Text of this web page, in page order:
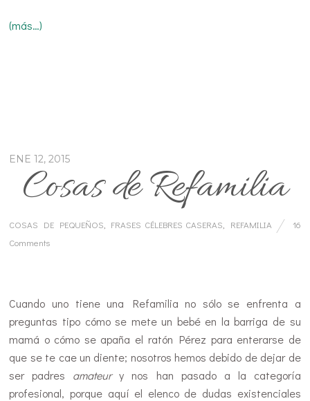
(más…)
ENE 12, 2015
Cosas de Refamilia
COSAS DE PEQUEÑOS FRASES CÉLEBRES CASERAS REFAMILIA
16
Comments
Cuando uno tiene una Refamilia no sólo se enfrenta a
preguntas tipo cómo se mete un bebé en la barriga de su
mamá o cómo se apaña el ratón Pérez para enterarse de
que se te cae un diente; nosotros hemos debido de dejar de
ser padres amateury nos han pasado a la categoría
profesional, porque aquí el elenco de dudas existenciales